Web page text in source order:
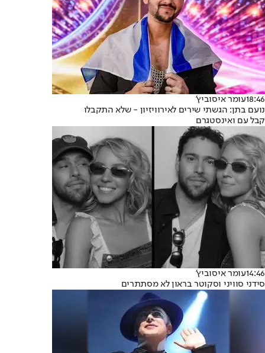
18:46עומר איסוביץ'
נועם בתן: הגשתי שירים לאירוויזיון - שלא התקבלו
קבל עם ואינסטגרם
14:46עומר איסוביץ'
סידני סוויני וסקוטר בראון לא מסתתרים